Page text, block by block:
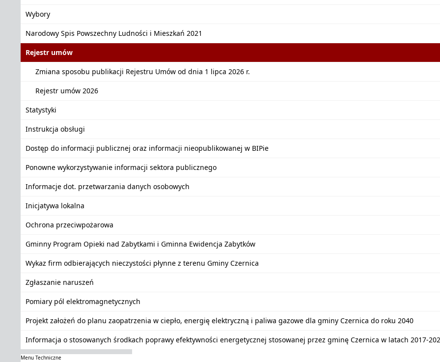
Wybory
Narodowy Spis Powszechny Ludności i Mieszkań 2021
Rejestr umów
Zmiana sposobu publikacji Rejestru Umów od dnia 1 lipca 2026 r.
Rejestr umów 2026
Statystyki
Instrukcja obsługi
Dostęp do informacji publicznej oraz informacji nieopublikowanej w BIPie
Ponowne wykorzystywanie informacji sektora publicznego
Informacje dot. przetwarzania danych osobowych
Inicjatywa lokalna
Ochrona przeciwpożarowa
Gminny Program Opieki nad Zabytkami i Gminna Ewidencja Zabytków
Wykaz firm odbierających nieczystości płynne z terenu Gminy Czernica
Zgłaszanie naruszeń
Pomiary pól elektromagnetycznych
Projekt założeń do planu zaopatrzenia w ciepło, energię elektryczną i paliwa gazowe dla gminy Czernica do roku 2040
Informacja o stosowanych środkach poprawy efektywności energetycznej stosowanej przez gminę Czernica w latach 2017-
Menu Techniczne